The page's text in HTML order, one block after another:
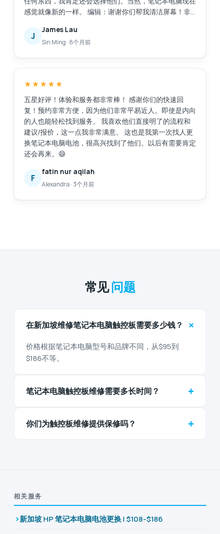
感觉就像新的一样。 编辑：谢谢你们帮我清洁屏幕！非
J
James Lau
Sin Ming · 8个月前
★★★★★
五星好评！体验和服务都非常棒！ 感谢你们的快速回
复！预约非常方便，因为他们非常平易近人。即使是内向
的人也能轻松找到服务。 我喜欢他们直接明了的流程和
建议/报价，这一点我非常满意。 这也是我第一次找人更
换笔记本电脑电池，很高兴找到了他们。以后有需要肯定
还会再来。😄
F
fatin nur aqilah
Alexandra ·3个月前
常见问题
在新加坡维修笔记本电脑触控板需要多少钱？ +
价格根据笔记本电脑型号和品牌不同，从$95到
$186不等。
笔记本电脑触控板维修需要多长时间？ +
你们为触控板维修提供保修吗？ +
相关服务
新加坡 HP 笔记本电脑电池更换 | $108-$186